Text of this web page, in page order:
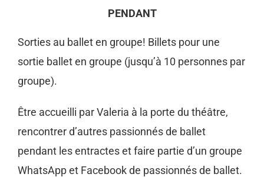
PENDANT
Sorties au ballet en groupe! Billets pour une
sortie ballet en groupe (jusqu’à 10 personnes par
groupe).
Être accueilli par Valeria à la porte du théâtre,
rencontrer d’autres passionnés de ballet
pendant les entractes et faire partie d’un groupe
WhatsApp et Facebook de passionnés de ballet.